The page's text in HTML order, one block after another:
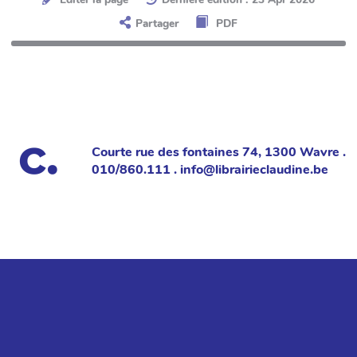
Partager
PDF
Courte rue des fontaines 74, 1300 Wavre .
010/860.111 . info@librairieclaudine.be